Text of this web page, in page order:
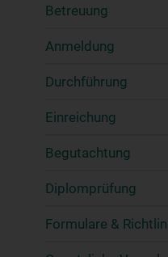
Betreuung
Anmeldung
Durchführung
Einreichung
Begutachtung
Diplomprüfung
Formulare &